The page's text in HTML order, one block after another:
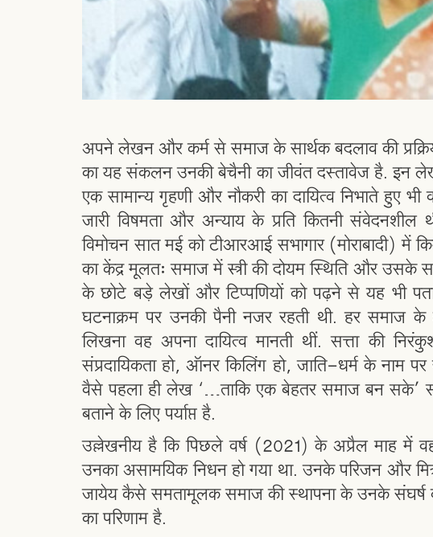
अपने लेखन और कर्म से समाज के सार्थक बदलाव की
का यह संकलन उनकी बेचैनी का जीवंत दस्तावेज है. इन
एक सामान्य गृहणी और नौकरी का दायित्व निभाते हुए
जारी विषमता और अन्याय के प्रति कितनी संवेदनशील
विमोचन सात मई को टीआरआई सभागार (मोराबादी) में
का केंद्र मूलतः समाज में स्त्री की दोयम स्थिति और उसके
के छोटे बड़े लेखों और टिप्पणियों को पढ़ने से यह भी
घटनाक्रम पर उनकी पैनी नजर रहती थी. हर
लिखना वह अपना दायित्व मानती थीं. सत्ता की
संप्रदायिकता हो, ऑनर किलिंग हो, जाति-धर्म के नाम
वैसे पहला ही लेख ‘…ताकि एक बेहतर समाज बन
बताने के लिए पर्याप्त है.
उल्लेखनीय है कि पिछले वर्ष (2021) के अप्रैल माह में
उनका असामयिक निधन हो गया था. उनके परिजन और
जायेय कैसे समतामूलक समाज की स्थापना के उनके संघर्ष
का परिणाम है.